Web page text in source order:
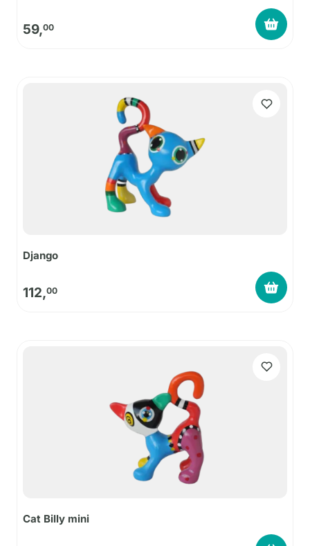
59,00
Django
112,00
Cat Billy mini